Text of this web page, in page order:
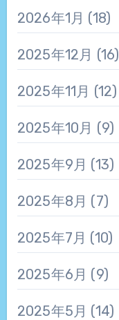
2026年1月 (18)
2025年12月 (16)
2025年11月 (12)
2025年10月 (9)
2025年9月 (13)
2025年8月 (7)
2025年7月 (10)
2025年6月 (9)
2025年5月 (14)